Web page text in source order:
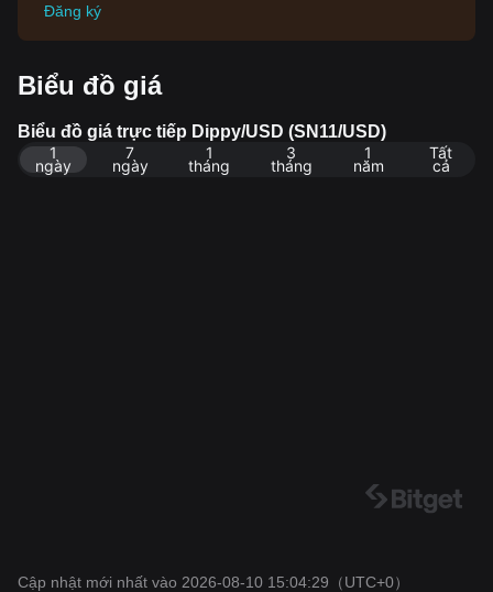
Đăng ký
Biểu đồ giá
Biểu đồ giá trực tiếp Dippy/USD (SN11/USD)
1
ngày
7
ngày
1
tháng
3
tháng
1
năm
Tất
cả
Cập nhật mới nhất vào 2026-08-10 15:04:29 （UTC+0）